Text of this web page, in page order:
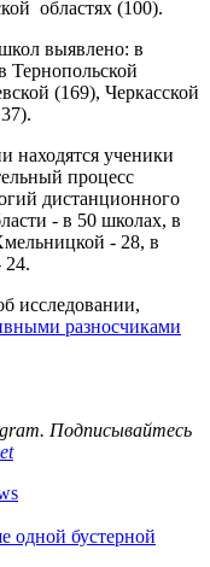
областях (100).
выявлено: в
Тернопольской
(169), Черкасской
находятся ученики
процесс
дистанционного
- в 50 школах, в
- 28, в
24.
исследовании,
разносчиками
Подписывайтесь
одной бустерной